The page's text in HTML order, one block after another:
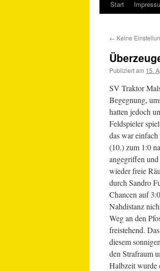
Springe
Inhalt
Start
← Keine
Publiziert am 15.
SV Traktor
Begegnung,
hatten jedoch
Feldspieler
das war
(10.) zum 1:0
angegriffen
wieder freie
durch Sandro
Chancen auf
Nahdistanz
Weg an den
freistehend.
diesem
den Strafraum
Halbzeit wurde